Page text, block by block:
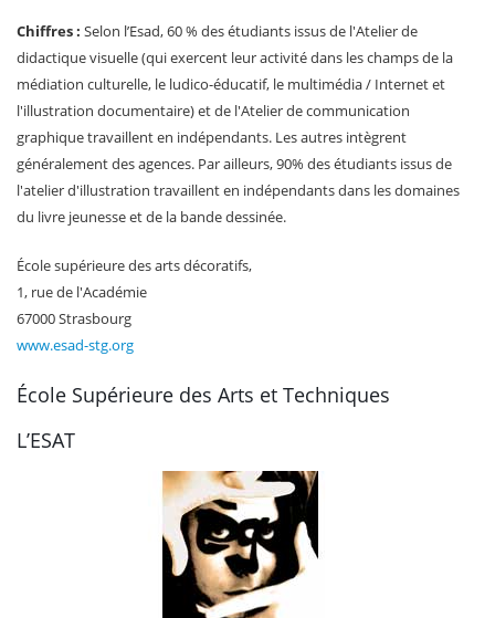
Chiffres : Selon l’Esad, 60 % des étudiants issus de l'Atelier de
didactique visuelle (qui exercent leur activité dans les champs de la
médiation culturelle, le ludico-éducatif, le multimédia / Internet et
l'illustration documentaire) et de l'Atelier de communication
graphique travaillent en indépendants. Les autres intègrent
généralement des agences. Par ailleurs, 90% des étudiants issus de
l'atelier d'illustration travaillent en indépendants dans les domaines
du livre jeunesse et de la bande dessinée.
École supérieure des arts décoratifs,
1, rue de l'Académie
67000 Strasbourg
www.esad-stg.org
École Supérieure des Arts et Techniques
L’ESAT